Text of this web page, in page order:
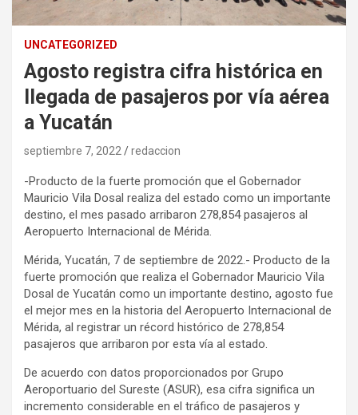
UNCATEGORIZED
Agosto registra cifra histórica en
llegada de pasajeros por vía aérea
a Yucatán
septiembre 7, 2022 redaccion
-Producto de la fuerte promoción que el Gobernador
Mauricio Vila Dosal realiza del estado como un importante
destino, el mes pasado arribaron 278,854 pasajeros al
Aeropuerto Internacional de Mérida.
Mérida, Yucatán, 7 de septiembre de 2022.- Producto de la
fuerte promoción que realiza el Gobernador Mauricio Vila
Dosal de Yucatán como un importante destino, agosto fue
el mejor mes en la historia del Aeropuerto Internacional de
Mérida, al registrar un récord histórico de 278,854
pasajeros que arribaron por esta vía al estado.
De acuerdo con datos proporcionados por Grupo
Aeroportuario del Sureste (ASUR), esa cifra significa un
incremento considerable en el tráfico de pasajeros y